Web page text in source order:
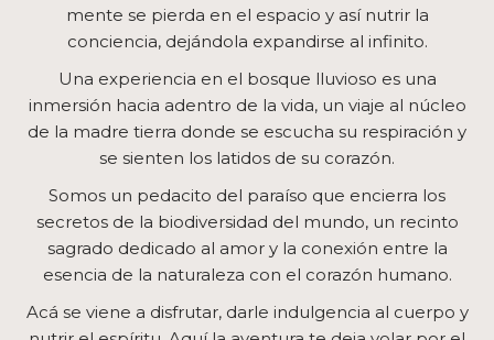
mente se pierda en el espacio y así nutrir la
conciencia, dejándola expandirse al infinito.
Una experiencia en el bosque lluvioso es una
inmersión hacia adentro de la vida, un viaje al núcleo
de la madre tierra donde se escucha su respiración y
se sienten los latidos de su corazón.
Somos un pedacito del paraíso que encierra los
secretos de la biodiversidad del mundo, un recinto
sagrado dedicado al amor y la conexión entre la
esencia de la naturaleza con el corazón humano.
Acá se viene a disfrutar, darle indulgencia al cuerpo y